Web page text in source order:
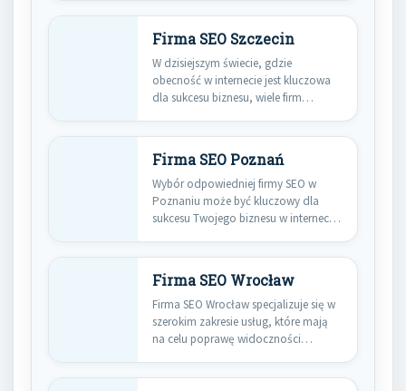
Firma SEO Szczecin
W dzisiejszym świecie, gdzie
obecność w internecie jest kluczowa
dla sukcesu biznesu, wiele firm
Firma SEO Poznań
Wybór odpowiedniej firmy SEO w
Poznaniu może być kluczowy dla
sukcesu Twojego biznesu w internecie.
Firma SEO Wrocław
Firma SEO Wrocław specjalizuje się w
szerokim zakresie usług, które mają
na celu poprawę widoczności…